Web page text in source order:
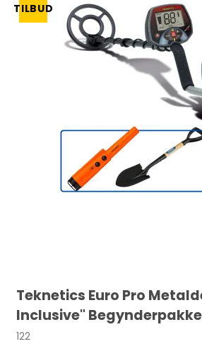
TILBUD
Teknetics Euro Pro
Inclusive" Begynderpakke
122